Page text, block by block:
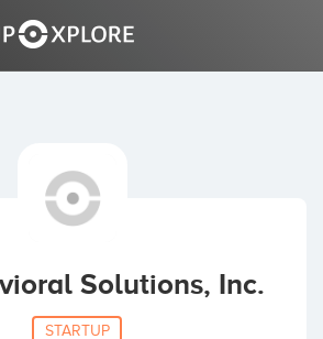
Solutions, Inc.
STARTUP